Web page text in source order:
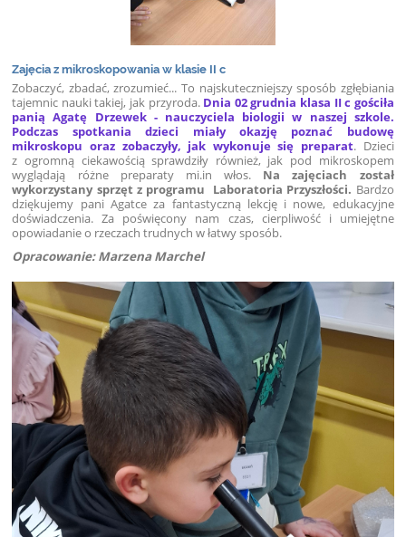
Zajęcia z mikroskopowania w klasie II c
Zobaczyć, zbadać, zrozumieć... To najskuteczniejszy sposób zgłębiania
tajemnic nauki takiej, jak przyroda. Dnia 02 grudnia klasa II c gościła
panią Agatę Drzewek - nauczyciela biologii w naszej szkole.
Podczas spotkania dzieci miały okazję poznać budowę
mikroskopu oraz zobaczyły, jak wykonuje się preparat. Dzieci
z ogromną ciekawością sprawdziły również, jak pod mikroskopem
wyglądają różne preparaty mi.in włos. Na zajęciach został
wykorzystany sprzęt z programu Laboratoria Przyszłości. Bardzo
dziękujemy pani Agatce za fantastyczną lekcję i nowe, edukacyjne
doświadczenia. Za poświęcony nam czas, cierpliwość i umiejętne
opowiadanie o rzeczach trudnych w łatwy sposób.
Opracowanie: Marzena Marchel